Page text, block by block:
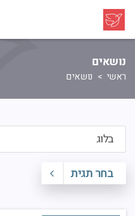
נושאים
ראשי נושאים
בחר תגית